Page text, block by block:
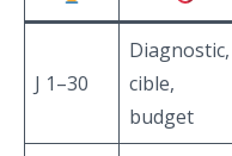
J 1–30
Diagnostic,
cible,
budget